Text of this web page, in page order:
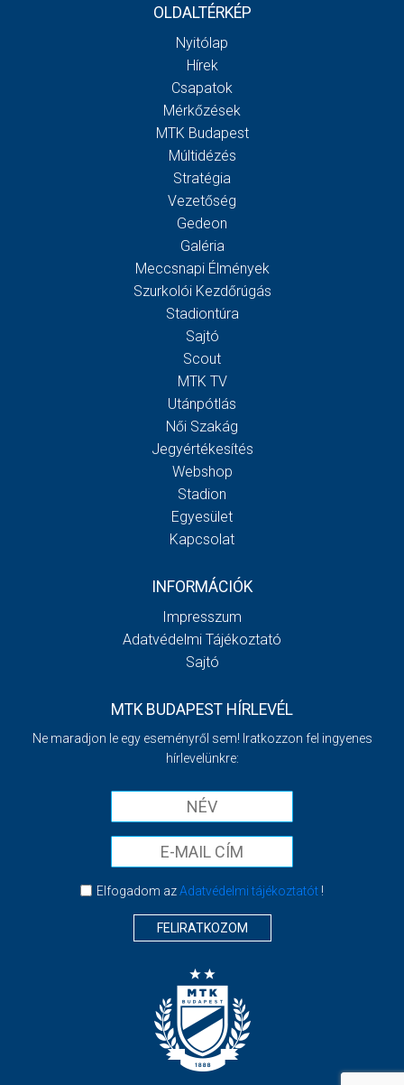
OLDALTÉRKÉP
Nyitólap
Hírek
Csapatok
Mérkőzések
MTK Budapest
Múltidézés
Stratégia
Vezetőség
Gedeon
Galéria
Meccsnapi Élmények
Szurkolói Kezdőrúgás
Stadiontúra
Sajtó
Scout
MTK TV
Utánpótlás
Női Szakág
Jegyértékesítés
Webshop
Stadion
Egyesület
Kapcsolat
INFORMÁCIÓK
Impresszum
Adatvédelmi Tájékoztató
Sajtó
MTK BUDAPEST HÍRLEVÉL
Ne maradjon le egy eseményről sem! Iratkozzon fel ingyenes
hírlevelünkre:
Elfogadom azAdatvédelmi tájékoztatót!
FELIRATKOZOM